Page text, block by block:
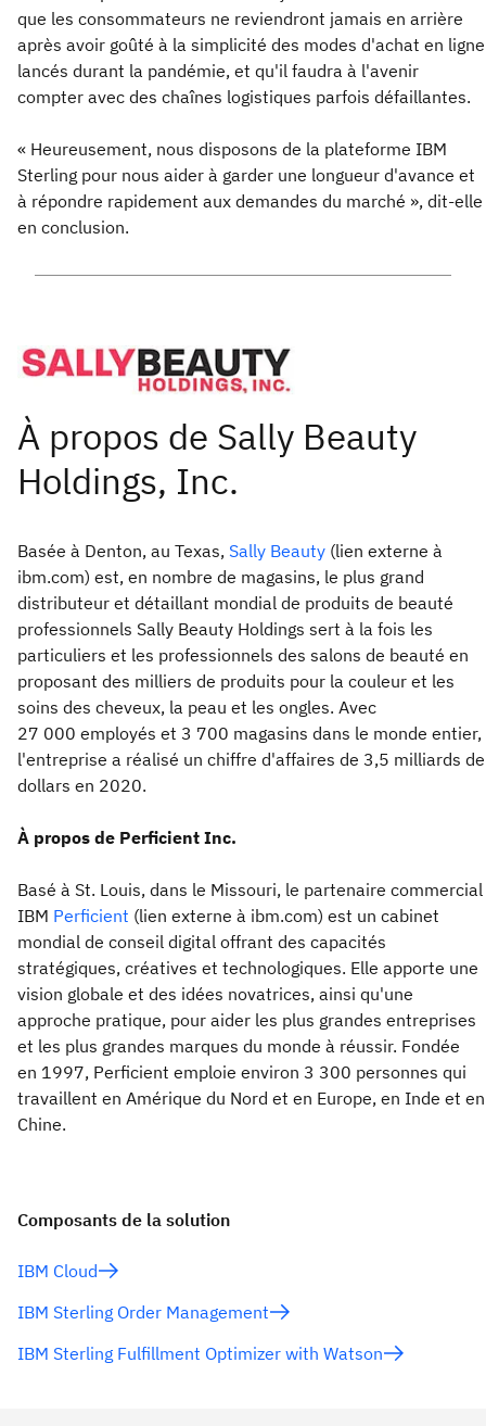
que les consommateurs ne reviendront jamais en arrière
après avoir goûté à la simplicité des modes d'achat en ligne
lancés durant la pandémie, et qu'il faudra à l'avenir
compter avec des chaînes logistiques parfois défaillantes.
« Heureusement, nous disposons de la plateforme IBM
Sterling pour nous aider à garder une longueur d'avance et
à répondre rapidement aux demandes du marché », dit-elle
en conclusion.
Basée à Denton, au Texas, Sally Beauty (lien externe à
ibm.com) est, en nombre de magasins, le plus grand
distributeur et détaillant mondial de produits de beauté
professionnels Sally Beauty Holdings sert à la fois les
particuliers et les professionnels des salons de beauté en
proposant des milliers de produits pour la couleur et les
soins des cheveux, la peau et les ongles. Avec
27 000 employés et 3 700 magasins dans le monde entier,
l'entreprise a réalisé un chiffre d'affaires de 3,5 milliards de
dollars en 2020.
À propos de Perficient Inc.
Basé à St. Louis, dans le Missouri, le partenaire commercial
IBM Perficient (lien externe à ibm.com) est un cabinet
mondial de conseil digital offrant des capacités
stratégiques, créatives et technologiques. Elle apporte une
vision globale et des idées novatrices, ainsi qu'une
approche pratique, pour aider les plus grandes entreprises
et les plus grandes marques du monde à réussir. Fondée
en 1997, Perficient emploie environ 3 300 personnes qui
travaillent en Amérique du Nord et en Europe, en Inde et en
Chine.
Composants de la solution
IBM Cloud
IBM Sterling Order Management
IBM Sterling Fulfillment Optimizer with Watson